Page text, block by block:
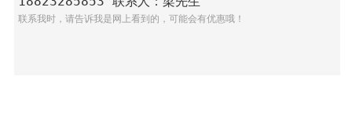
联系我时，请告诉我是网上看到的，可能会有优惠哦！